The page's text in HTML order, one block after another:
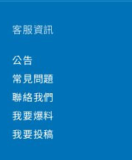
客服資訊
公告
常見問題
聯絡我們
我要爆料
我要投稿